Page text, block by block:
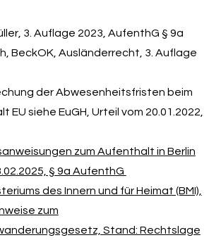
3. Auflage 2023, AufenthG § 9a
BeckOK, Ausländerrecht, 3. Auflage
der Abwesenheitsfristen beim
EU siehe EuGH, Urteil vom 20.01.2022,
zum Aufenthalt in Berlin
§ 9a AufenthG
des Innern und für Heimat (BMI),
zum
Stand: Rechtslage